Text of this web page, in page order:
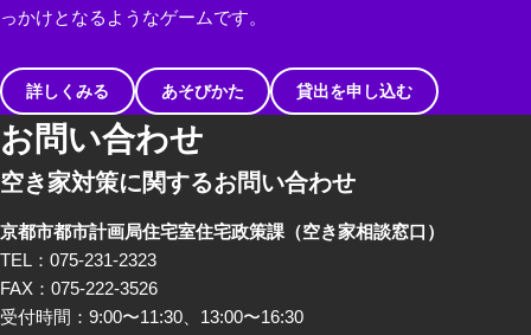
っかけとなるようなゲームです。
詳しくみる あそびかた 貸出を申し込む
お問い合わせ
空き家対策に関するお問い合わせ
京都市都市計画局住宅室住宅政策課 （空き家相談窓口）
TEL：075-231-2323
FAX：075-222-3526
受付時間：9:00〜11:30、13:00〜16:30